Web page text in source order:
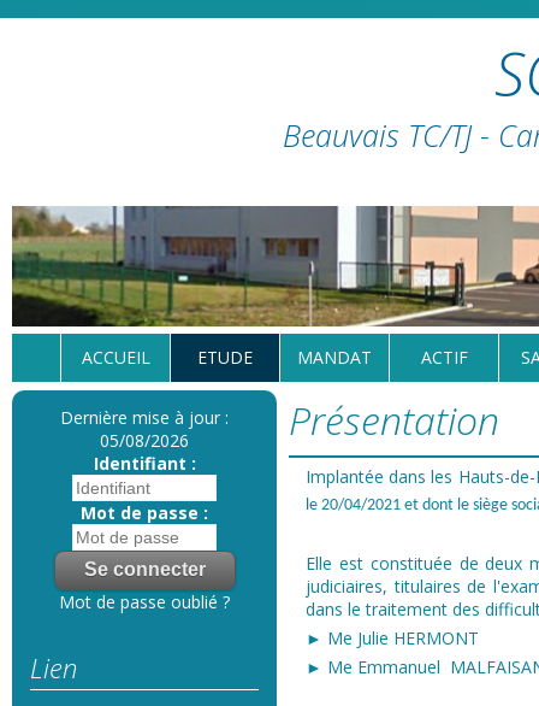
Beauvais TC/TJ -
ACCUEIL ETUDE MANDAT ACTIF
Dernière mise à jour :
05/08/2026
Identifiant :
Mot de passe :
Mot de passe oublié ?
Lien
Présentation
Implantée dans les Hauts-
le 20/04/2021 et dont le siège
Elle est constituée de deux
judiciaires, titulaires de
dans le traitement des
► Me Julie HERMONT
► Me Emmanuel